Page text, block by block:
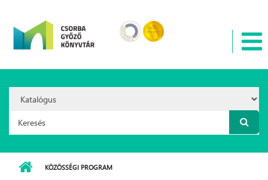
Option:
Keresés űrlap
KÖZÖSSÉGI PROGRAM